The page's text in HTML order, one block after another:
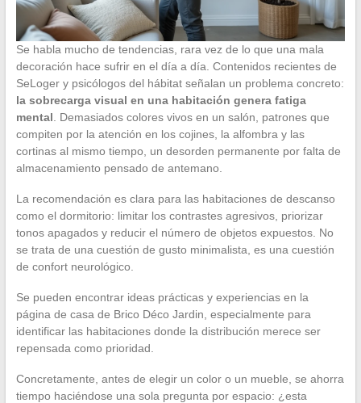
Se habla mucho de tendencias, rara vez de lo que una mala
decoración hace sufrir en el día a día. Contenidos recientes de
SeLoger y psicólogos del hábitat señalan un problema concreto:
la sobrecarga visual en una habitación genera fatiga
mental . Demasiados colores vivos en un salón, patrones que
compiten por la atención en los cojines, la alfombra y las
cortinas al mismo tiempo, un desorden permanente por falta de
almacenamiento pensado de antemano.
La recomendación es clara para las habitaciones de descanso
como el dormitorio: limitar los contrastes agresivos, priorizar
tonos apagados y reducir el número de objetos expuestos. No
se trata de una cuestión de gusto minimalista, es una cuestión
de confort neurológico.
Se pueden encontrar ideas prácticas y experiencias en la
página de casa de Brico Déco Jardin, especialmente para
identificar las habitaciones donde la distribución merece ser
repensada como prioridad.
Concretamente, antes de elegir un color o un mueble, se ahorra
tiempo haciéndose una sola pregunta por espacio: ¿esta